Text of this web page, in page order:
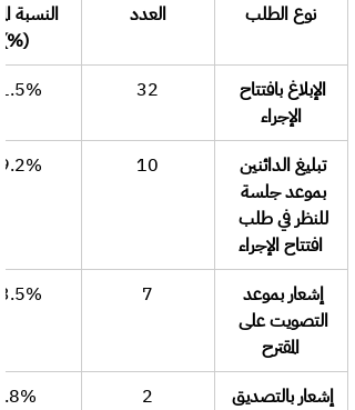
نوع الطلب العدد
النسبة
(%)
الإبلاغ بافتتاح
الإجراء
32
تبليغ الدائنين
بموعد جلسة
للنظر في طلب
افتتاح الإجراء
10
إشعار بموعد
التصويت على
المقترح
7
إشعار بالتصديق
2